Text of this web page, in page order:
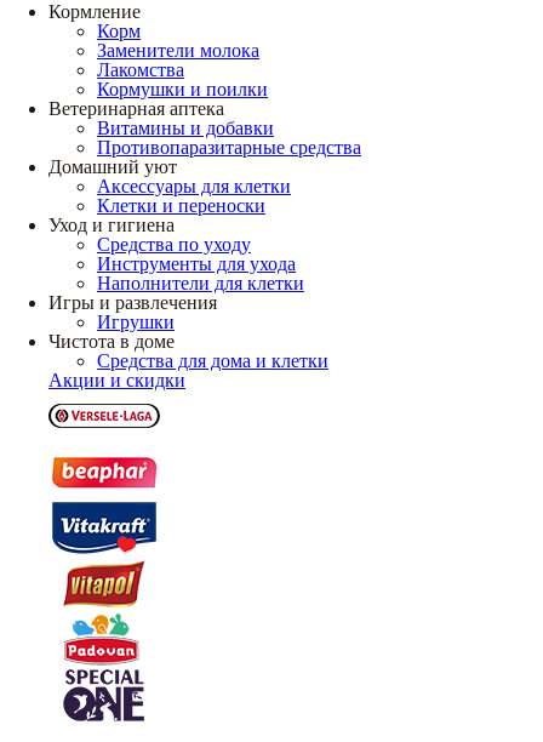
Кормление
Корм
Заменители молока
Лакомства
Кормушки и поилки
Ветеринарная аптека
Витамины и добавки
Противопаразитарные средства
Домашний уют
Аксессуары для клетки
Клетки и переноски
Уход и гигиена
Средства по уходу
Инструменты для ухода
Наполнители для клетки
Игры и развлечения
Игрушки
Чистота в доме
Средства для дома и клетки
Акции и скидки